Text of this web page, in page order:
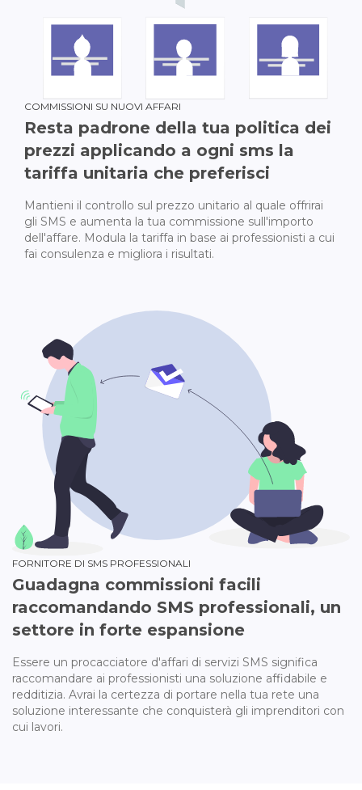
COMMISSIONI SU NUOVI AFFARI
Resta padrone della tua politica dei
prezzi applicando a ogni sms la
tariffa unitaria che preferisci
Mantieni il controllo sul prezzo unitario al quale offrirai
gli SMS e aumenta la tua commissione sull'importo
dell'affare. Modula la tariffa in base ai professionisti a cui
fai consulenza e migliora i risultati.
FORNITORE DI SMS PROFESSIONALI
Guadagna commissioni facili
raccomandando SMS professionali, un
settore in forte espansione
Essere un procacciatore d'affari di servizi SMS significa
raccomandare ai professionisti una soluzione affidabile e
redditizia. Avrai la certezza di portare nella tua rete una
soluzione interessante che conquisterà gli imprenditori con
cui lavori.